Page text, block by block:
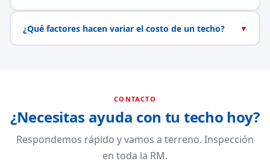
¿Qué factores hacen variar el costo de un techo? ▼
CONTACTO
¿Necesitas ayuda con tu techo hoy?
Respondemos rápido y vamos a terreno. Inspección
en toda la RM.